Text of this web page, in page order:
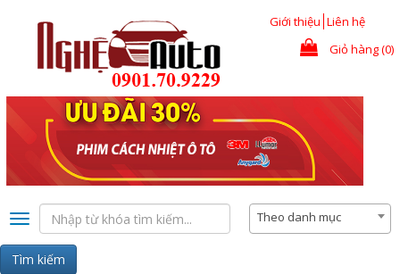
Giới thiệu Liên hệ
Giỏ hàng (0)
Toggle
navigation
Theo danh mục
Tìm kiếm